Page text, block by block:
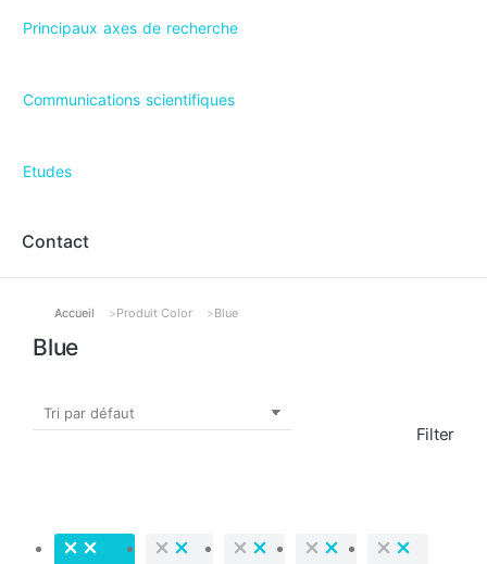
Principaux axes de recherche
Communications scientifiques
Etudes
Contact
Vous êtes ici :
Accueil Produit Color Blue
Blue
Filter